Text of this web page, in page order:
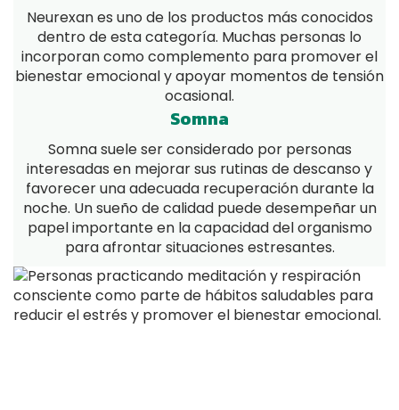
Neurexan es uno de los productos más conocidos
dentro de esta categoría. Muchas personas lo
incorporan como complemento para promover el
bienestar emocional y apoyar momentos de tensión
ocasional.
Somna
Somna suele ser considerado por personas
interesadas en mejorar sus rutinas de descanso y
favorecer una adecuada recuperación durante la
noche. Un sueño de calidad puede desempeñar un
papel importante en la capacidad del organismo
para afrontar situaciones estresantes.